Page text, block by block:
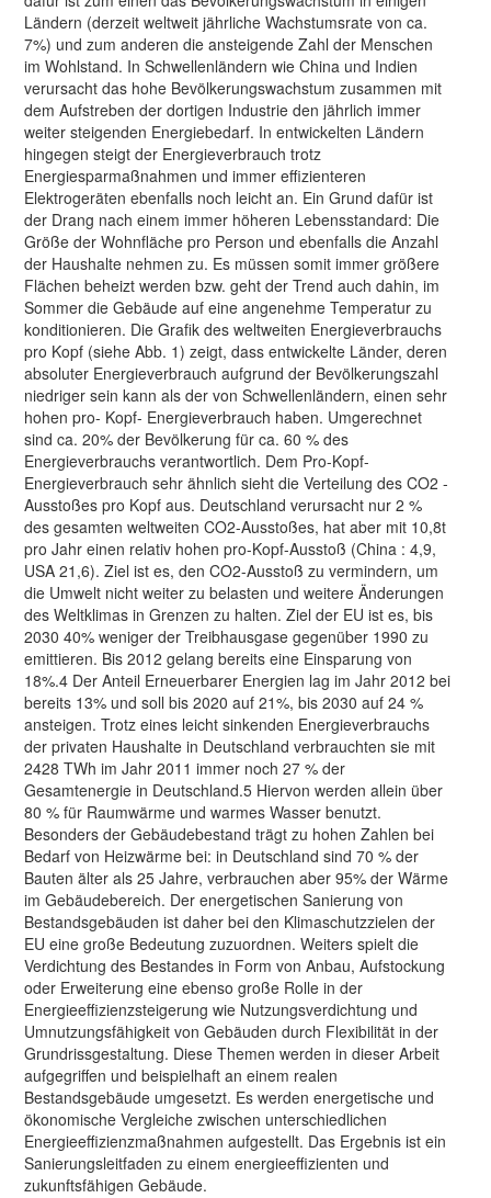
Ländern (derzeit weltweit jährliche Wachstumsrate von ca.
7%) und zum anderen die ansteigende Zahl der Menschen
im Wohlstand. In Schwellenländern wie China und Indien
verursacht das hohe Bevölkerungswachstum zusammen mit
dem Aufstreben der dortigen Industrie den jährlich immer
weiter steigenden Energiebedarf. In entwickelten Ländern
hingegen steigt der Energieverbrauch trotz
Energiesparmaßnahmen und immer effizienteren
Elektrogeräten ebenfalls noch leicht an. Ein Grund dafür ist
der Drang nach einem immer höheren Lebensstandard: Die
Größe der Wohnfläche pro Person und ebenfalls die Anzahl
der Haushalte nehmen zu. Es müssen somit immer größere
Flächen beheizt werden bzw. geht der Trend auch dahin, im
Sommer die Gebäude auf eine angenehme Temperatur zu
konditionieren. Die Grafik des weltweiten Energieverbrauchs
pro Kopf (siehe Abb. 1) zeigt, dass entwickelte Länder, deren
absoluter Energieverbrauch aufgrund der Bevölkerungszahl
niedriger sein kann als der von Schwellenländern, einen sehr
hohen pro- Kopf- Energieverbrauch haben. Umgerechnet
sind ca. 20% der Bevölkerung für ca. 60 % des
Energieverbrauchs verantwortlich. Dem Pro-Kopf-
Energieverbrauch sehr ähnlich sieht die Verteilung des CO2 -
Ausstoßes pro Kopf aus. Deutschland verursacht nur 2 %
des gesamten weltweiten CO2-Ausstoßes, hat aber mit 10,8t
pro Jahr einen relativ hohen pro-Kopf-Ausstoß (China : 4,9,
USA 21,6). Ziel ist es, den CO2-Ausstoß zu vermindern, um
die Umwelt nicht weiter zu belasten und weitere Änderungen
des Weltklimas in Grenzen zu halten. Ziel der EU ist es, bis
2030 40% weniger der Treibhausgase gegenüber 1990 zu
emittieren. Bis 2012 gelang bereits eine Einsparung von
18%.4 Der Anteil Erneuerbarer Energien lag im Jahr 2012 bei
bereits 13% und soll bis 2020 auf 21%, bis 2030 auf 24 %
ansteigen. Trotz eines leicht sinkenden Energieverbrauchs
der privaten Haushalte in Deutschland verbrauchten sie mit
2428 TWh im Jahr 2011 immer noch 27 % der
Gesamtenergie in Deutschland.5 Hiervon werden allein über
80 % für Raumwärme und warmes Wasser benutzt.
Besonders der Gebäudebestand trägt zu hohen Zahlen bei
Bedarf von Heizwärme bei: in Deutschland sind 70 % der
Bauten älter als 25 Jahre, verbrauchen aber 95% der Wärme
im Gebäudebereich. Der energetischen Sanierung von
Bestandsgebäuden ist daher bei den Klimaschutzzielen der
EU eine große Bedeutung zuzuordnen. Weiters spielt die
Verdichtung des Bestandes in Form von Anbau, Aufstockung
oder Erweiterung eine ebenso große Rolle in der
Energieeffizienzsteigerung wie Nutzungsverdichtung und
Umnutzungsfähigkeit von Gebäuden durch Flexibilität in der
Grundrissgestaltung. Diese Themen werden in dieser Arbeit
aufgegriffen und beispielhaft an einem realen
Bestandsgebäude umgesetzt. Es werden energetische und
ökonomische Vergleiche zwischen unterschiedlichen
Energieeffizienzmaßnahmen aufgestellt. Das Ergebnis ist ein
Sanierungsleitfaden zu einem energieeffizienten und
zukunftsfähigen Gebäude.